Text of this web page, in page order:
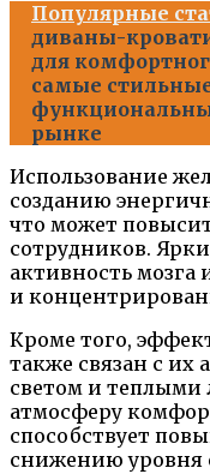
Популярные
диваны-
для
самые
рынке
Использование
созданию
что может
сотрудников.
активность мозга
и
Кроме того,
также связан с их
светом и теплыми
атмосферу
способствует
снижению уровня